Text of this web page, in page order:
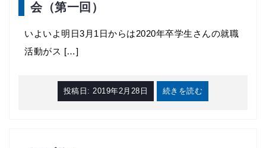
会（第一回）
いよいよ明日3月1日からは2020年卒学生さんの就職
活動がス […]
投稿日: 2019年2月28日 続きを読む